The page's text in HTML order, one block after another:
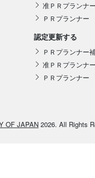
准ＰＲプランナー
ＰＲプランナー
認定更新する
ＰＲプランナー
准ＰＲプランナー
ＰＲプランナー
OF JAPAN 2026. All Rights